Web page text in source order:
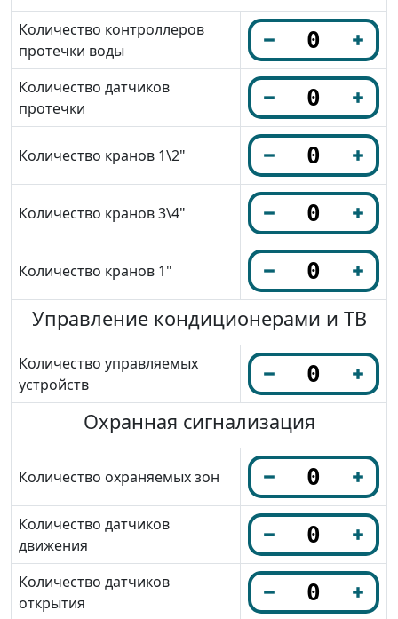
Количество контроллеров
протечки воды
Количество датчиков
протечки
Количество кранов 1\2"
Количество кранов 3\4"
Количество кранов 1"
Управление кондиционерами и ТВ
Количество управляемых
устройств
Охранная сигнализация
Количество охраняемых зон
Количество датчиков
движения
Количество датчиков
открытия